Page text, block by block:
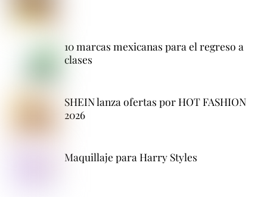
10 marcas mexicanas para el regreso a
clases
SHEIN lanza ofertas por HOT FASHION
2026
Maquillaje para Harry Styles